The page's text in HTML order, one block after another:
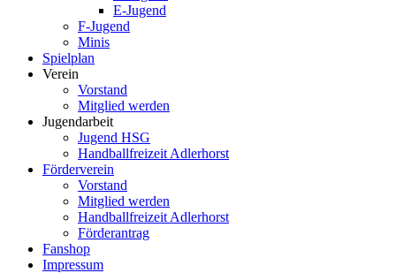
E-Jugend
F-Jugend
Minis
Spielplan
Verein
Vorstand
Mitglied werden
Jugendarbeit
Jugend HSG
Handballfreizeit Adlerhorst
Förderverein
Vorstand
Mitglied werden
Handballfreizeit Adlerhorst
Förderantrag
Fanshop
Impressum